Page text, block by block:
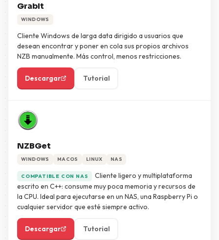
GrabIt
WINDOWS
Cliente Windows de larga data dirigido a usuarios que
desean encontrar y poner en cola sus propios archivos
NZB manualmente. Más control, menos restricciones.
Descargar Tutorial
NZBGet
WINDOWS MACOS LINUX NAS
COMPATIBLE CON NAS
Cliente ligero y multiplataforma
escrito en C++: consume muy poca memoria y recursos de
la CPU. Ideal para ejecutarse en un NAS, una Raspberry Pi o
cualquier servidor que esté siempre activo.
Descargar Tutorial